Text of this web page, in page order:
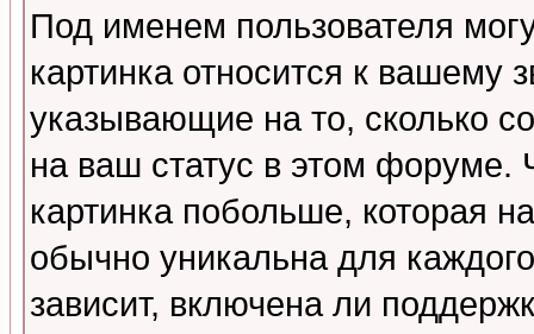
Под именем пользователя
картинка относится к вашему
указывающие на то, сколько
на ваш статус в этом форуме.
картинка побольше, которая
обычно уникальна для
зависит, включена ли